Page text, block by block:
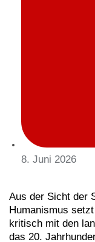
8. Juni 2026
Aus der Sicht der
Humanismus
kritisch mit den
das 20.